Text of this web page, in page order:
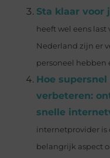
Sta klaar voor
heeft wel eens
Nederland zijn er
personeel hebben
Hoe
verbeteren:
snelle
internetprovider is
belangrijk aspect